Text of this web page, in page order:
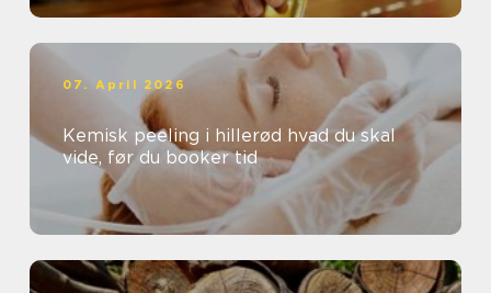
07. April 2026
Kemisk peeling i hillerød hvad du skal
vide, før du booker tid